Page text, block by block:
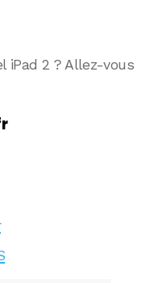
iPad 2 ? Allez-vous